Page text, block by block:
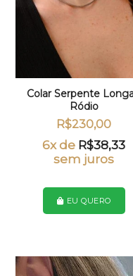
Colar Serpente
Ródio
R$230,00
6x de R$38,33
sem juros
EU QUERO